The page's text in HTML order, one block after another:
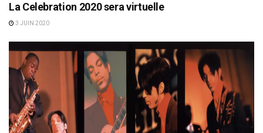
La Celebration 2020 sera virtuelle
3 JUIN 2020